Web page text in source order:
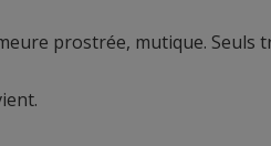
prostrée, mutique. Seuls